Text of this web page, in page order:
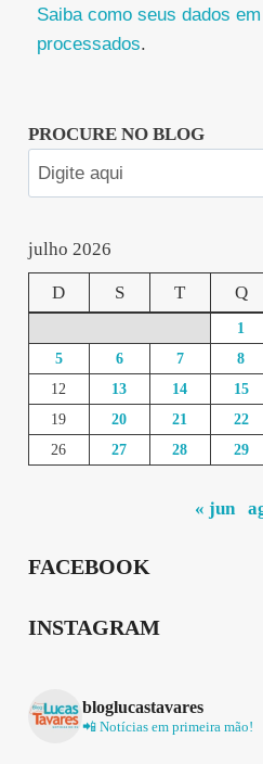
Saiba como seus dados
processados.
PROCURE NO BLOG
julho 2026
D S T Q
1
5
6 7 8
12
13 14 15
19
20 21 22
26
27 28 29
« jun
FACEBOOK
INSTAGRAM
bloglucastavares
📲 Notícias em primeira mão!